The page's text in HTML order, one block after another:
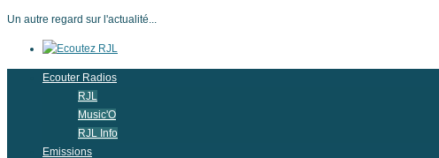
Un autre regard sur l'actualité...
Ecouter Radios
RJL
Music'O
RJL Info
Emissions